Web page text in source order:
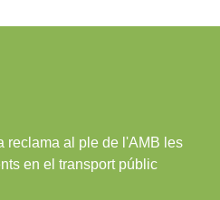
reclama al ple de l'AMB les
en el transport públic